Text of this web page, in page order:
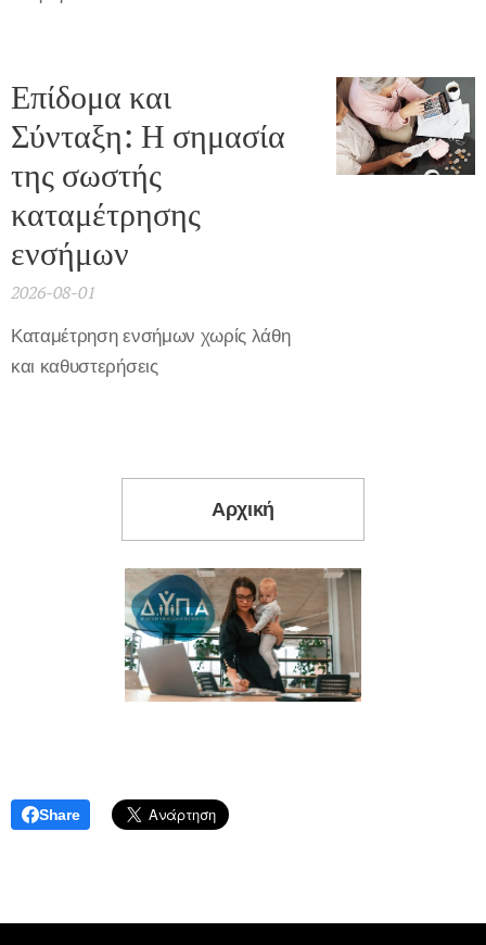
Επίδομα και
Σύνταξη: Η σημασία
της σωστής
καταμέτρησης
ενσήμων
2026-08-01
Καταμέτρηση ενσήμων χωρίς λάθη
και καθυστερήσεις
Αρχική
Share